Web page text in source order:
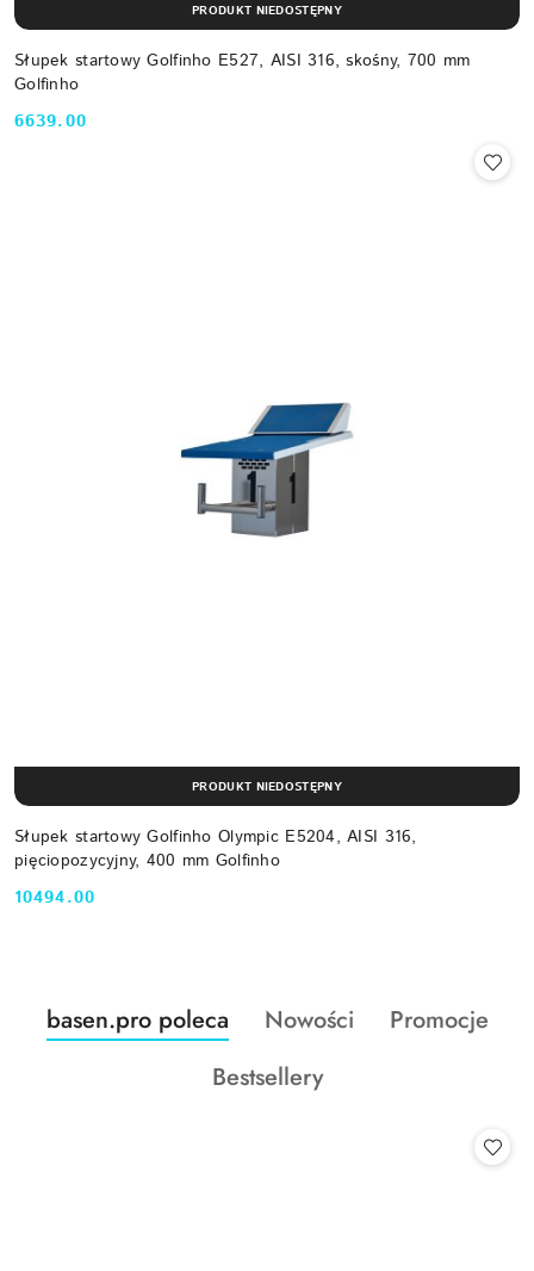
Słupek startowy Golfinho E527, AISI 316, skośny, 700 mm
Golfinho
Cena:
6639.00
PRODUKT NIEDOSTĘPNY
Słupek startowy Golfinho Olympic E5204, AISI 316,
pięciopozycyjny, 400 mm Golfinho
Cena:
10494.00
PRODUKT NIEDOSTĘPNY
Pomiń karuzelę produktów
Produkty
o
basen.pro poleca
Produkty
statusie:
Nowości
Produkty
Promocje
Produkty
Bestsellery